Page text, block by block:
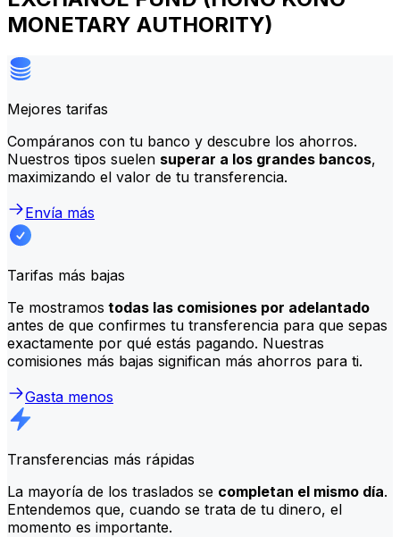
MONETARY AUTHORITY)
Mejores tarifas
Compáranos con tu banco y descubre los ahorros.
Nuestros tipos suelen superar a los grandes bancos,
maximizando el valor de tu transferencia.
Envía más
Tarifas más bajas
Te mostramos todas las comisiones por adelantado
antes de que confirmes tu transferencia para que sepas
exactamente por qué estás pagando. Nuestras
comisiones más bajas significan más ahorros para ti.
Gasta menos
Transferencias más rápidas
La mayoría de los traslados se completan el mismo día.
Entendemos que, cuando se trata de tu dinero, el
momento es importante.